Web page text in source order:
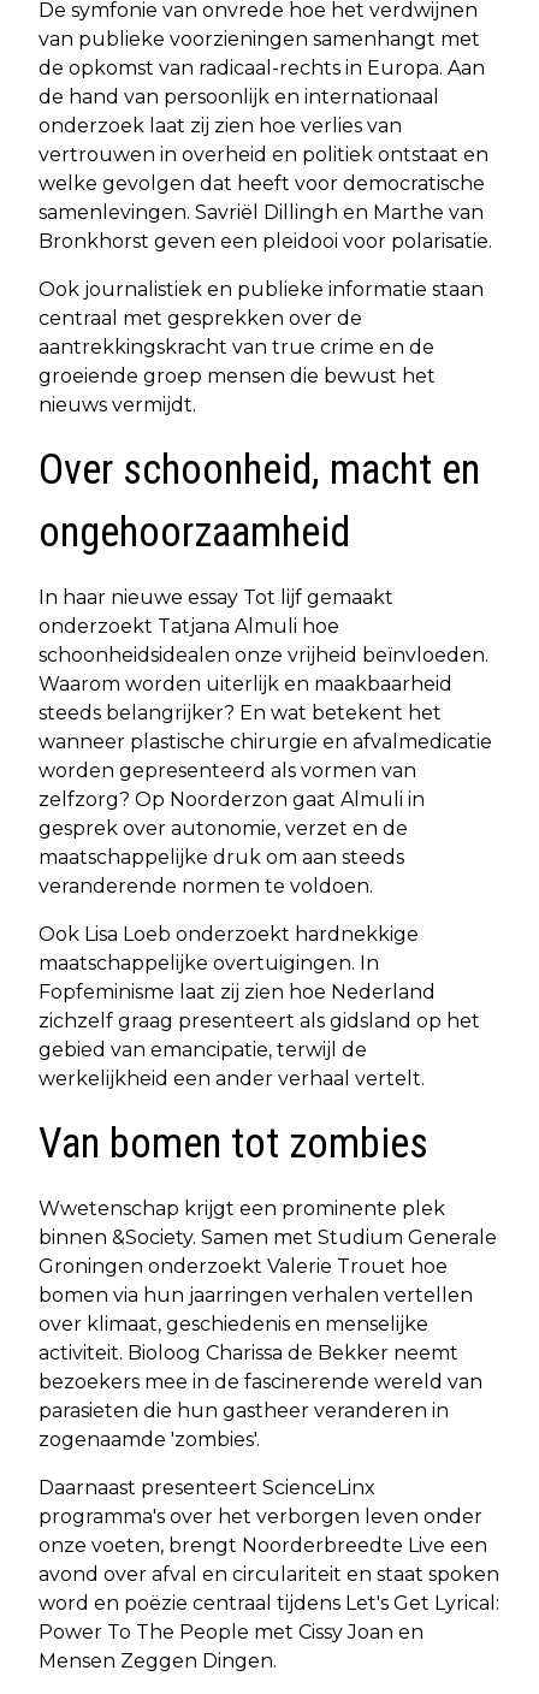
De symfonie van onvrede hoe het verdwijnen
van publieke voorzieningen samenhangt met
de opkomst van radicaal-rechts in Europa. Aan
de hand van persoonlijk en internationaal
onderzoek laat zij zien hoe verlies van
vertrouwen in overheid en politiek ontstaat en
welke gevolgen dat heeft voor democratische
samenlevingen. Savriël Dillingh en Marthe van
Bronkhorst geven een pleidooi voor polarisatie.
Ook journalistiek en publieke informatie staan
centraal met gesprekken over de
aantrekkingskracht van true crime en de
groeiende groep mensen die bewust het
nieuws vermijdt.
Over schoonheid, macht en
ongehoorzaamheid
In haar nieuwe essay Tot lijf gemaakt
onderzoekt Tatjana Almuli hoe
schoonheidsidealen onze vrijheid beïnvloeden.
Waarom worden uiterlijk en maakbaarheid
steeds belangrijker? En wat betekent het
wanneer plastische chirurgie en afvalmedicatie
worden gepresenteerd als vormen van
zelfzorg? Op Noorderzon gaat Almuli in
gesprek over autonomie, verzet en de
maatschappelijke druk om aan steeds
veranderende normen te voldoen.
Ook Lisa Loeb onderzoekt hardnekkige
maatschappelijke overtuigingen. In
Fopfeminisme laat zij zien hoe Nederland
zichzelf graag presenteert als gidsland op het
gebied van emancipatie, terwijl de
werkelijkheid een ander verhaal vertelt.
Van bomen tot zombies
Wwetenschap krijgt een prominente plek
binnen &Society. Samen met Studium Generale
Groningen onderzoekt Valerie Trouet hoe
bomen via hun jaarringen verhalen vertellen
over klimaat, geschiedenis en menselijke
activiteit. Bioloog Charissa de Bekker neemt
bezoekers mee in de fascinerende wereld van
parasieten die hun gastheer veranderen in
zogenaamde 'zombies'.
Daarnaast presenteert ScienceLinx
programma's over het verborgen leven onder
onze voeten, brengt Noorderbreedte Live een
avond over afval en circulariteit en staat spoken
word en poëzie centraal tijdens Let's Get Lyrical:
Power To The People met Cissy Joan en
Mensen Zeggen Dingen.